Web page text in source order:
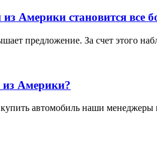
Америки становится все
предложение. За счет этого
из Америки?
автомобиль наши